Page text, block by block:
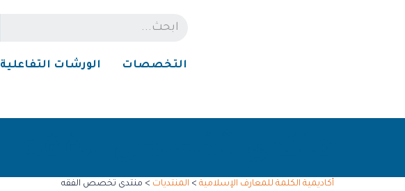
التخصصات الورشات التفاعلية
أكاديمية الكلمة للمعارف الإسلامية > المنتديات > منتدى تخصص الفقه